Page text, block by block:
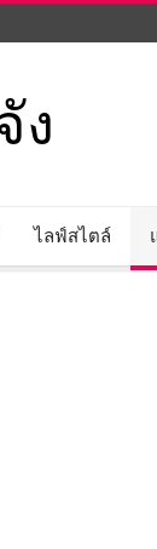
ง
ไลฟ์สไตล์